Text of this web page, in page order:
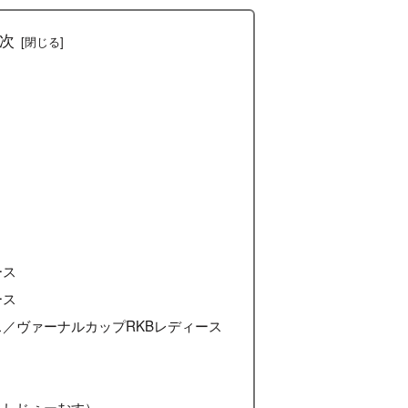
ヴァーナルカップRKBレディース